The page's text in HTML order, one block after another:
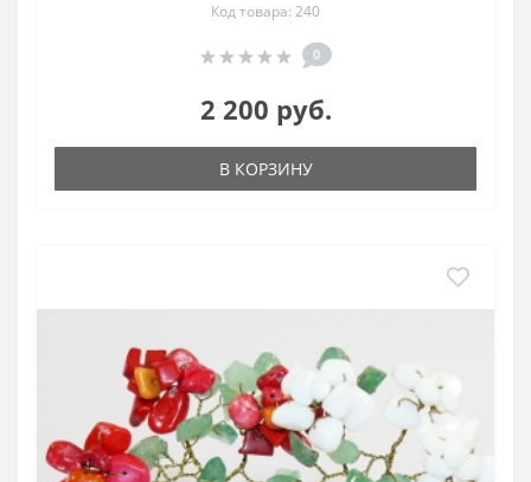
Код товара: 240
0
2 200 руб.
В КОРЗИНУ